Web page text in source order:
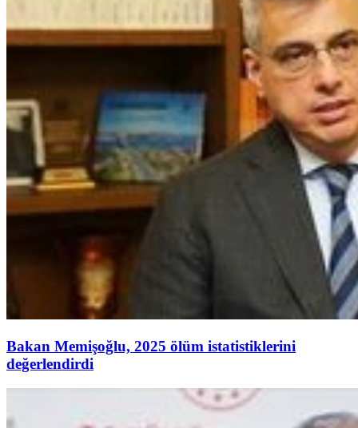
Bakan Memişoğlu, 2025 ölüm istatistiklerini
değerlendirdi